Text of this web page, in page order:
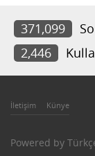
371,099
2,446
İletişim Künye
Powered by